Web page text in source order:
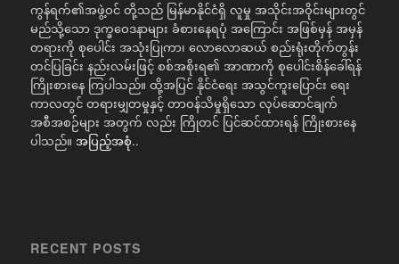
ကွန်ရက်၏အဖွဲ့ဝင် တို့သည် မြန်မာနိုင်ငံရှိ လူမှု အသိုင်းအဝိုင်းများတွင်
မည်သို့သော ဒုက္ခဝေဒနာများ ခံစားနေရပုံ အကြောင်း အဖြစ်မှန် အမှန်
တရားကို စုပေါင်း အသုံးပြုကာ၊ လောလောဆယ် စည်းရုံးတိုက်တွန်း
တင်ပြခြင်း နည်းလမ်းဖြင့် စစ်အစိုးရ၏ အာဏာကို စုပေါင်းစိန်ခေါ်ရန်
ကြိုးစားနေ ကြပါသည်။ ထို့အပြင် နိုင်ငံရေး အသွင်ကူးပြောင်း ရေး
ကာလတွင် တရားမျှတမှုနှင့် တာဝန်သိမှုရှိသော လုပ်ဆောင်ချက်
အစီအစဉ်များ အတွက် လည်း ကြိုတင် ပြင်ဆင်ထားရန် ကြိုးစားနေ
ပါသည်။ အပြည့်အစုံ..
RECENT POSTS